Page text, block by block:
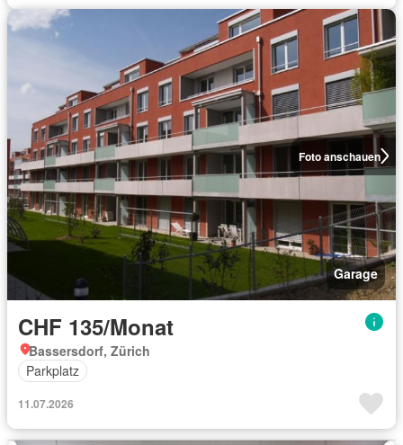
Foto anschauen
Garage
CHF 135/Monat
Bassersdorf, Zürich
Parkplatz
11.07.2026